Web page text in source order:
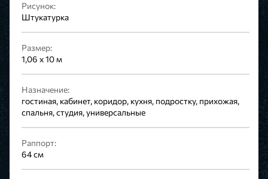
Рисунок:
Штукатурка
Размер:
1,06 х 10 м
Назначение:
гостиная, кабинет, коридор, кухня, подростку, прихожая,
спальня, студия, универсальные
Раппорт:
64 см